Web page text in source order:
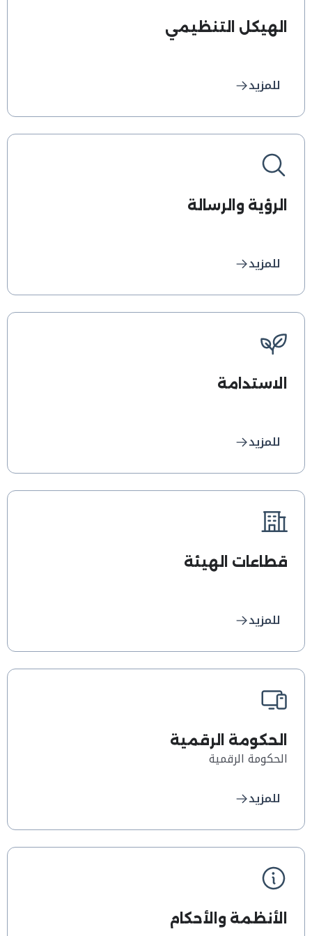
الهيكل التنظيمي
للمزيد
الرؤية والرسالة
للمزيد
الاستدامة
للمزيد
قطاعات الهيئة
للمزيد
الحكومة الرقمية
الحكومة الرقمية
للمزيد
الأنظمة والأحكام